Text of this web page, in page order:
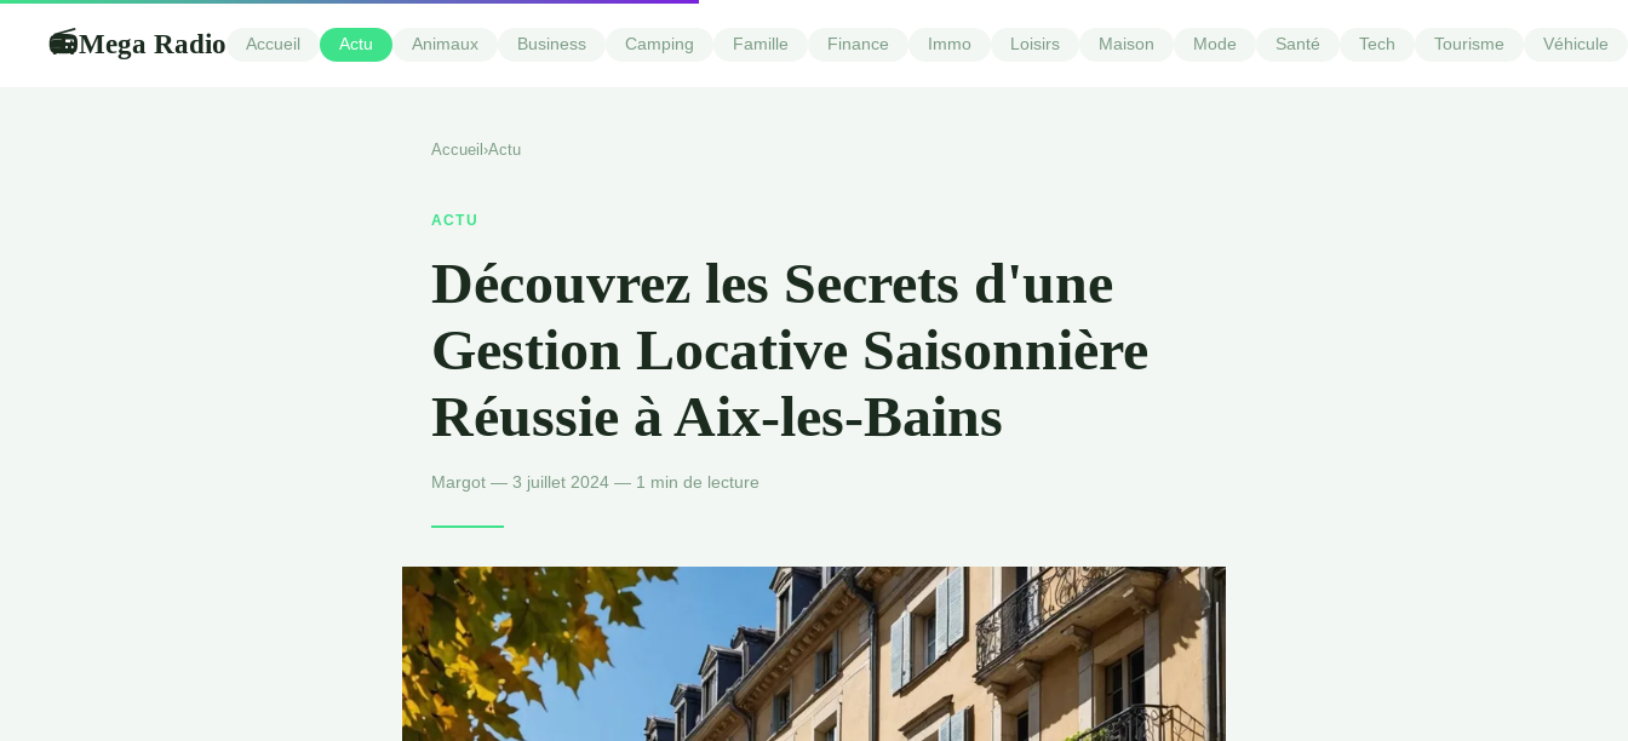
📻Mega Radio Accueil Actu Animaux Business Camping Famille Finance Immo Loisirs Maison Mode Santé Tech Tourisme Véhicule
Accueil ›Actu
ACTU
Découvrez les Secrets d'une
Gestion Locative Saisonnière
Réussie à Aix-les-Bains
Margot — 3 juillet 2024 — 1 min de lecture